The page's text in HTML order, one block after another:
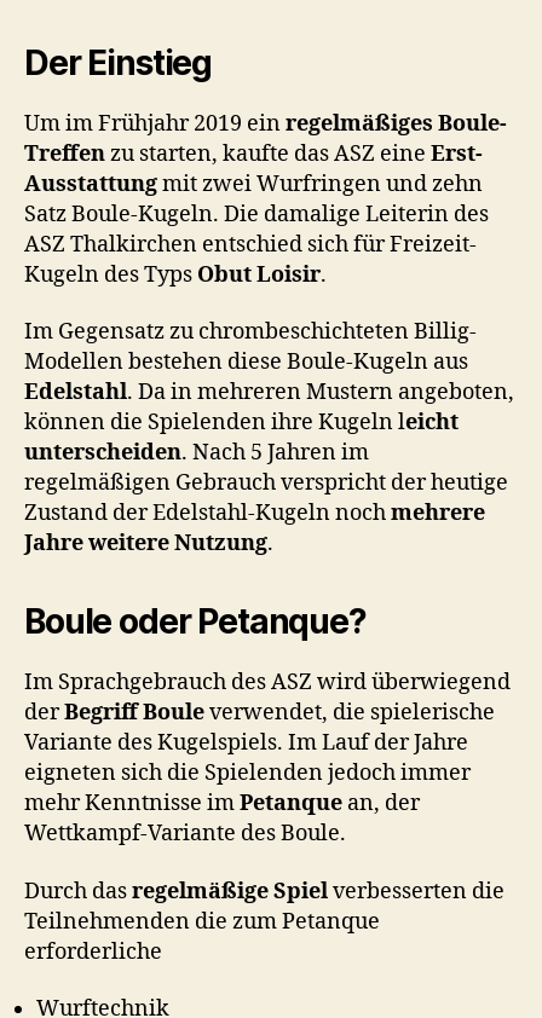
Der Einstieg
Um im Frühjahr 2019 einregelmäßiges Boule-
Treffenzu starten, kaufte das ASZ eine Erst-
Ausstattungmit zwei Wurfringen und zehn
Satz Boule-Kugeln. Die damalige Leiterin des
ASZ Thalkirchen entschied sich für Freizeit-
Kugeln des Typs Obut Loisir.
Im Gegensatz zu chrombeschichteten Billig-
Modellen bestehen diese Boule-Kugeln aus
Edelstahl. Da in mehreren Mustern angeboten,
können die Spielenden ihre Kugeln leicht
unterscheiden. Nach 5 Jahren im
regelmäßigen Gebrauch verspricht der heutige
Zustand der Edelstahl-Kugeln nochmehrere
Jahre weitere Nutzung.
Boule oder Petanque?
Im Sprachgebrauch des ASZ wird überwiegend
derBegriff Bouleverwendet, die spielerische
Variante des Kugelspiels. Im Lauf der Jahre
eigneten sich die Spielenden jedoch immer
mehr Kenntnisse imPetanque an, der
Wettkampf-Variante des Boule.
Durch dasregelmäßige Spielverbesserten die
Teilnehmenden die zum Petanque
erforderliche
Wurftechnik